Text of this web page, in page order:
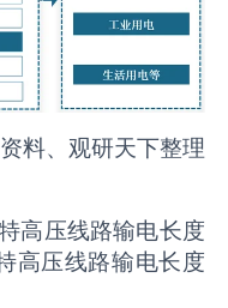
料、观研天下整理
高压线路输电长度
高压线路输电长度